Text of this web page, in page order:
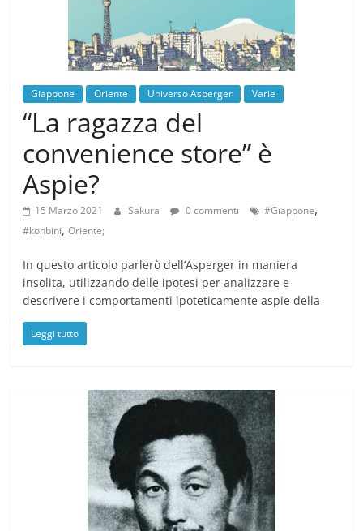
Giappone Oriente Universo Asperger Varie
“La ragazza del
convenience store” è
Aspie?
15 Marzo 2021 Sakura 0 commenti #Giappone,
#konbini,Oriente;
In questo articolo parlerò dell’Asperger in maniera
insolita, utilizzando delle ipotesi per analizzare e
descrivere i comportamenti ipoteticamente aspie della
Leggi tutto